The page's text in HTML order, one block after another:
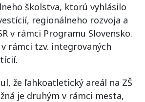
školstva, ktorú vyhlásilo
regionálneho rozvoja a
v rámci Programu Slovensko.
rámci tzv. integrovaných
že ľahkoatletický areál na ZŠ
je druhým v rámci mesta,